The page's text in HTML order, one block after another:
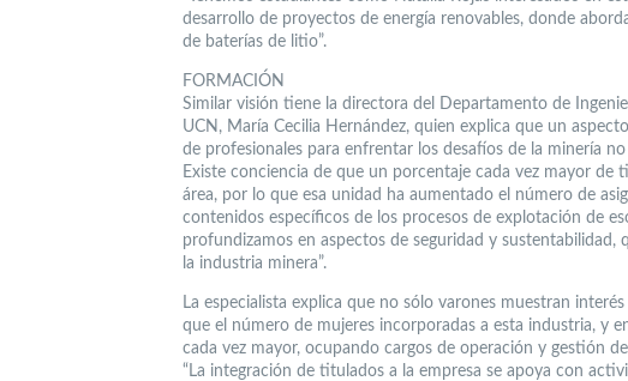
desarrollo de proyectos de energía renovables, donde
de baterías de litio”.
FORMACIÓN
Similar visión tiene la directora del Departamento de
UCN, María Cecilia Hernández, quien explica que un
de profesionales para enfrentar los desafíos de la minería
Existe conciencia de que un porcentaje cada vez mayor de
área, por lo que esa unidad ha aumentado el número de
contenidos específicos de los procesos de explotación de
profundizamos en aspectos de seguridad y sustentabilidad,
la industria minera”.
La especialista explica que no sólo varones muestran
que el número de mujeres incorporadas a esta industria, y
cada vez mayor, ocupando cargos de operación y gestión
“La integración de titulados a la empresa se apoya con